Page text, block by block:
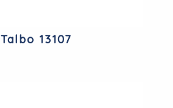
Talbo 13107